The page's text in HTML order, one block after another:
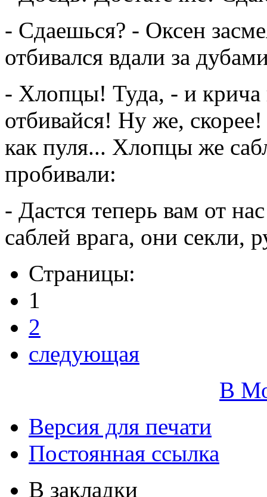
- Сдаешься? - Оксен
отбивался вдали за
- Хлопцы! Туда, - и крича
отбивайся! Ну же,
как пуля... Хлопцы же
пробивали:
- Дастся теперь вам от
саблей врага, они секли,
Страницы:
1
2
следующая
В
Версия для печати
Постоянная ссылка
В закладки